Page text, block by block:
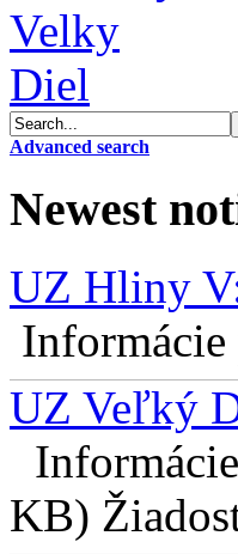
Advanced search
Newest
UZ Hliny
UZ Veľký
KB)